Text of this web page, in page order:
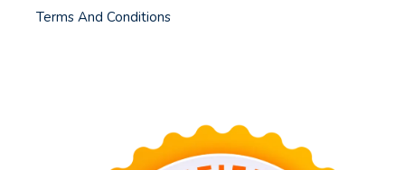
Terms And Conditions